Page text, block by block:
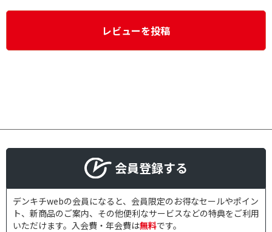
レビューを投稿
会員登録する
デンキチwebの会員になると、会員限定のお得なセールやポイン
ト、新商品のご案内、その他便利なサービスなどの特典をご利用
いただけます。入会費・年会費は無料です。